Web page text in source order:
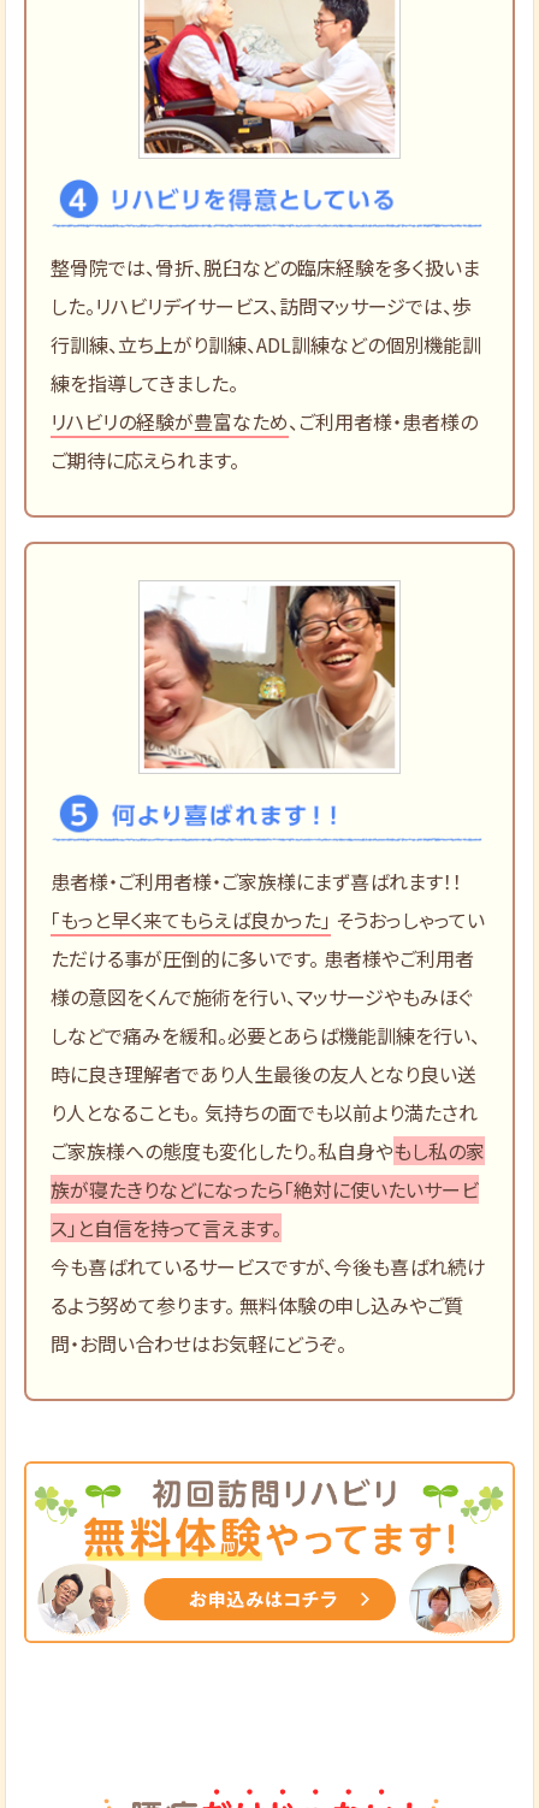
整骨院では、骨折、脱臼などの臨床経験を多く扱いま
した。リハビリデイサービス、訪問マッサージでは、歩
行訓練、立ち上がり訓練、ADL訓練などの個別機能訓
練を指導してきました。
リハビリの経験が豊富なため、ご利用者様・患者様の
ご期待に応えられます。
患者様・ご利用者様・ご家族様にまず喜ばれます！！
「もっと早く来てもらえば良かった」 そうおっしゃってい
ただける事が圧倒的に多いです。 患者様やご利用者
様の意図をくんで施術を行い、マッサージやもみほぐ
しなどで痛みを緩和。必要とあらば機能訓練を行い、
時に良き理解者であり人生最後の友人となり良い送
り人となることも。 気持ちの面でも以前より満たされ
ご家族様への態度も変化したり。私自身やもし私の家
族が寝たきりなどになったら「絶対に使いたいサービ
ス」と自信を持って言えます。
今も喜ばれているサービスですが、今後も喜ばれ続け
るよう努めて参ります。 無料体験の申し込みやご質
問・お問い合わせはお気軽にどうぞ。